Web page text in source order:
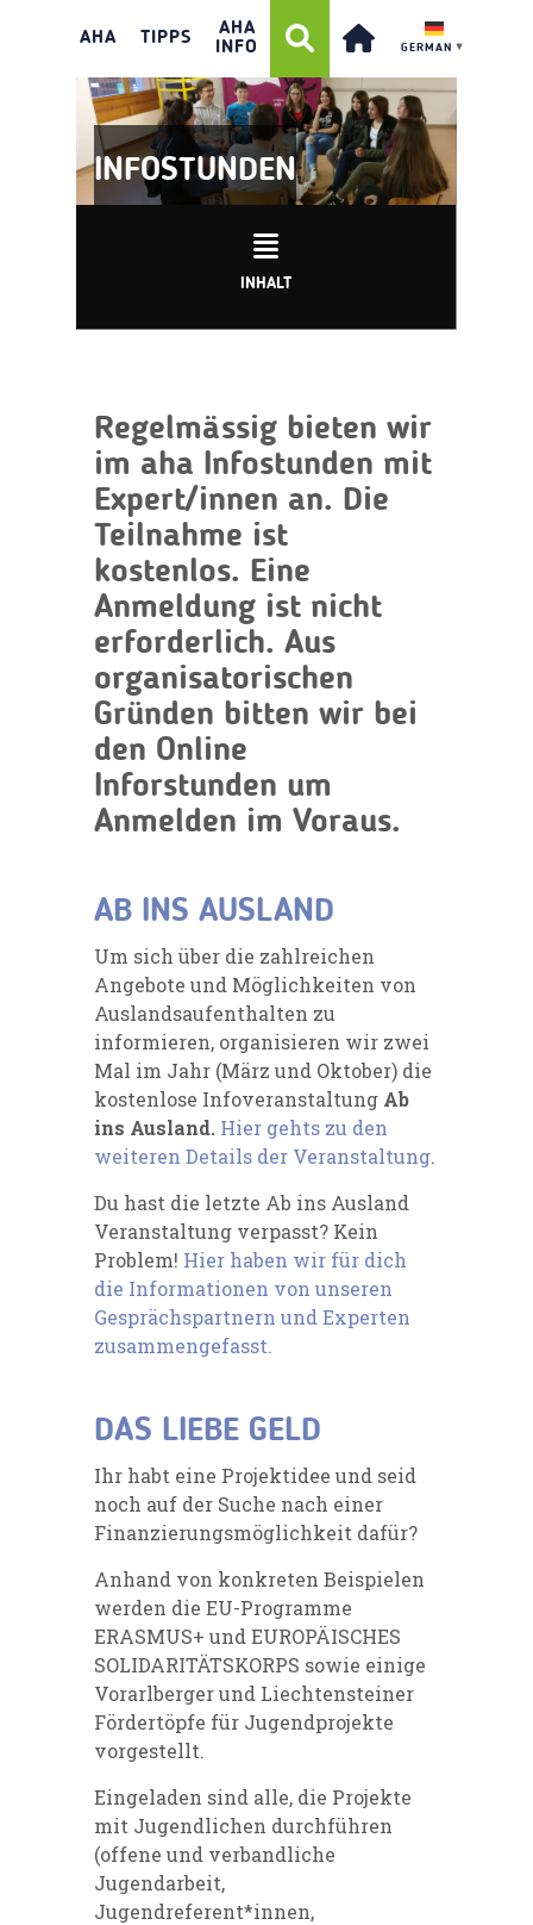
AHA TIPPS
AHA
INFO
GERMAN ▼
INFOSTUNDEN
INHALT
Regelmässig bieten wir
im aha Infostunden mit
Expert/innen an. Die
Teilnahme ist
kostenlos. Eine
Anmeldung ist nicht
erforderlich. Aus
organisatorischen
Gründen bitten wir bei
den Online
Inforstunden um
Anmelden im Voraus.
AB INS AUSLAND
Um sich über die zahlreichen
Angebote und Möglichkeiten von
Auslandsaufenthalten zu
informieren, organisieren wir zwei
Mal im Jahr (März und Oktober) die
kostenlose Infoveranstaltung Ab
ins Ausland. Hier gehts zu den
weiteren Details der Veranstaltung.
Du hast die letzte Ab ins Ausland
Veranstaltung verpasst? Kein
Problem! Hier haben wir für dich
die Informationen von unseren
Gesprächspartnern und Experten
zusammengefasst.
DAS LIEBE GELD
Ihr habt eine Projektidee und seid
noch auf der Suche nach einer
Finanzierungsmöglichkeit dafür?
Anhand von konkreten Beispielen
werden die EU-Programme
ERASMUS+ und EUROPÄISCHES
SOLIDARITÄTSKORPS sowie einige
Vorarlberger und Liechtensteiner
Fördertöpfe für Jugendprojekte
vorgestellt.
Eingeladen sind alle, die Projekte
mit Jugendlichen durchführen
(offene und verbandliche
Jugendarbeit,
Jugendreferent*innen,